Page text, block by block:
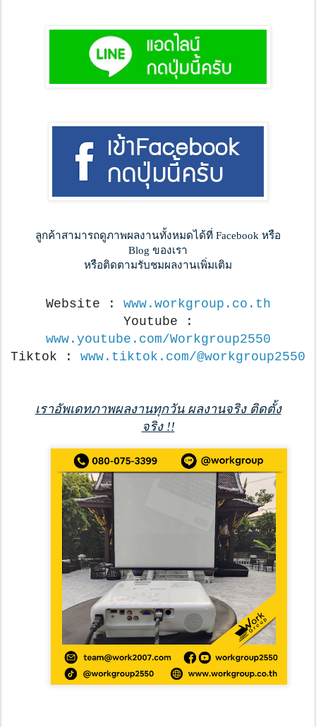
ลูกค้าสามารถดูภาพผลงานทั้งหมดได้ที่ Facebook หรือ
Blog ของเรา
หรือติดตามรับชมผลงานเพิ่มเติม
Website : www.workgroup.co.th
Youtube :
www.youtube.com/Workgroup2550
Tiktok : www.tiktok.com/@workgroup2550
เราอัพเดทภาพผลงานทุกวัน ผลงานจริง ติดตั้ง
จริง !!